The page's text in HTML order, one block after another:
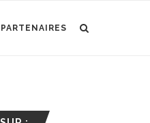
PARTENAIRES